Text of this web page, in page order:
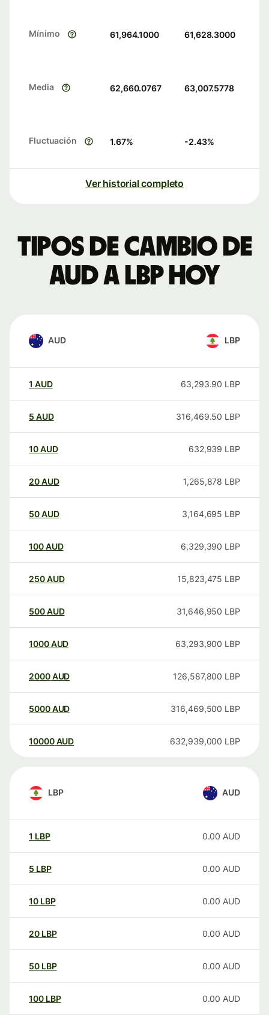
Mínimo 61,964.1000 61,628.3000
Media 62,660.0767 63,007.5778
Fluctuación 1.67% -2.43%
Ver historial completo
Tipos de cambio de
AUD a LBP hoy
AUD LBP
1 AUD 63,293.90 LBP
5 AUD 316,469.50 LBP
10AUD 632,939 LBP
20AUD 1,265,878 LBP
50AUD 3,164,695 LBP
100AUD 6,329,390 LBP
250AUD 15,823,475 LBP
500AUD 31,646,950 LBP
1000AUD 63,293,900 LBP
2000AUD 126,587,800 LBP
5000AUD 316,469,500 LBP
10000 AUD 632,939,000 LBP
LBP AUD
1 LBP 0.00 AUD
5 LBP 0.00 AUD
10 LBP 0.00 AUD
20 LBP 0.00 AUD
50 LBP 0.00 AUD
100 LBP 0.00 AUD